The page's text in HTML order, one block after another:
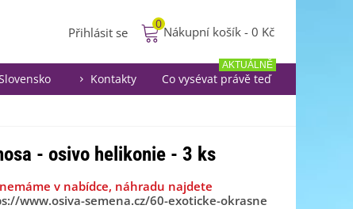
Přihlásit se
0
Nákupní košík - 0 Kč
Kontakty Co vysévat právě teď
AKTUÁLNĚ
- osivo helikonie - 3 ks
v nabídce, náhradu najdete
www.osiva-semena.cz/60-exoticke-okrasne